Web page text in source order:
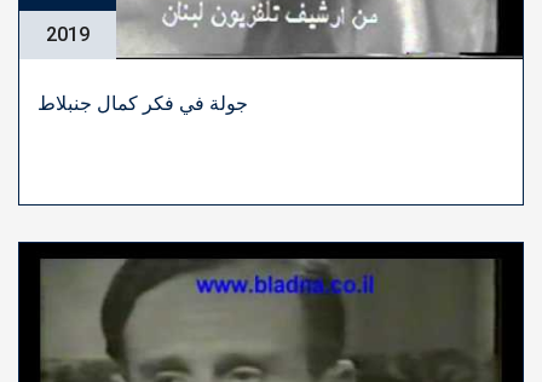
2019
جولة في فكر كمال جنبلاط